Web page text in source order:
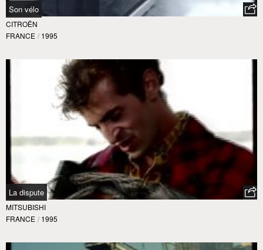
Son vélo
CITROËN
FRANCE / 1995
La dispute
MITSUBISHI
FRANCE / 1995